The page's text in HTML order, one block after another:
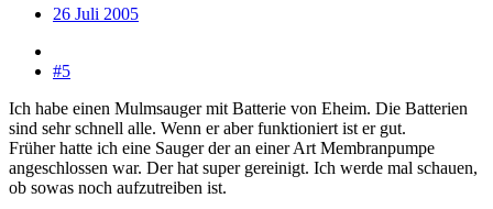
26 Juli 2005
#5
Ich habe einen Mulmsauger mit Batterie von Eheim. Die Batterien
sind sehr schnell alle. Wenn er aber funktioniert ist er gut.
Früher hatte ich eine Sauger der an einer Art Membranpumpe
angeschlossen war. Der hat super gereinigt. Ich werde mal schauen,
ob sowas noch aufzutreiben ist.